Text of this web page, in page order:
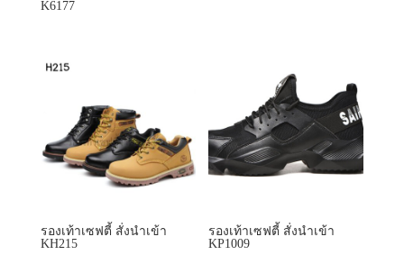
K6177
รองเท้าเซฟตี้ สั่งนำเข้า
KH215
รองเท้าเซฟตี้ สั่งนำเข้า
KP1009